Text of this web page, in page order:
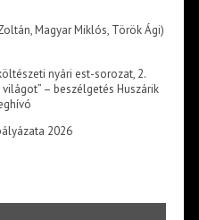
Magyar Miklós, Török Ági)
nyári est-sorozat, 2.
– beszélgetés Huszárik
2026